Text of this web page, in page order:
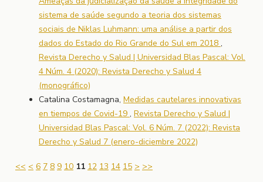
sistema de saúde segundo a teoria dos sistemas
sociais de Niklas Luhmann: uma análise a partir dos
dados do Estado do Rio Grande do Sul em 2018 ,
Revista Derecho y Salud | Universidad Blas Pascal: Vol.
4 Núm. 4 (2020): Revista Derecho y Salud 4
(monográfico)
Catalina Costamagna, Medidas cautelares innovativas
en tiempos de Covid-19 , Revista Derecho y Salud |
Universidad Blas Pascal: Vol. 6 Núm. 7 (2022): Revista
Derecho y Salud 7 (enero-diciembre 2022)
<< < 6 7 8 9 10 11 12 13 14 15 > >>